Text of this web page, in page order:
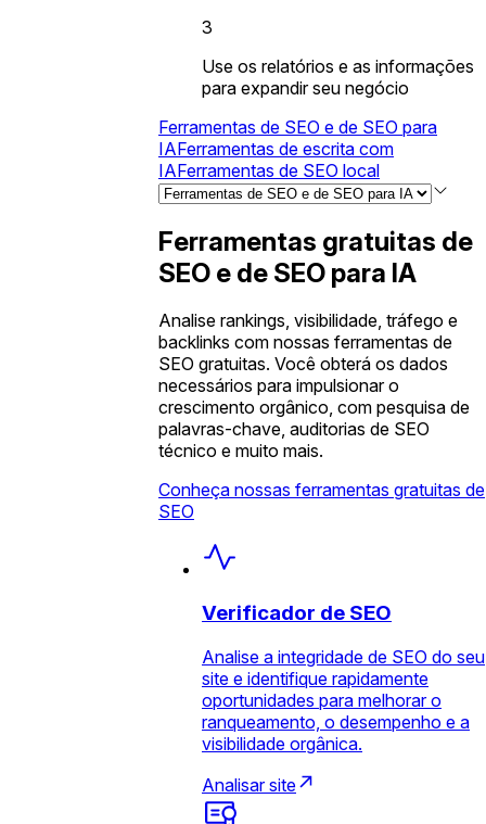
3
Use os relatórios e as informações
para expandir seu negócio
Ferramentas de SEO e de SEO para
IAFerramentas de escrita com
IAFerramentas de SEO local
Ferramentas gratuitas de
SEO e de SEO para IA
Analise rankings, visibilidade, tráfego e
backlinks com nossas ferramentas de
SEO gratuitas. Você obterá os dados
necessários para impulsionar o
crescimento orgânico, com pesquisa de
palavras-chave, auditorias de SEO
técnico e muito mais.
Conheça nossas ferramentas gratuitas de
SEO
Verificador de SEO
Analise a integridade de SEO do seu
site e identifique rapidamente
oportunidades para melhorar o
ranqueamento, o desempenho e a
visibilidade orgânica.
Analisar site